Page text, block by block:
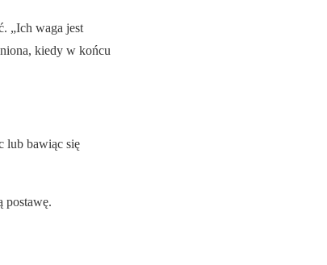
„Ich waga jest
kiedy w końcu
lub bawiąc się
postawę.